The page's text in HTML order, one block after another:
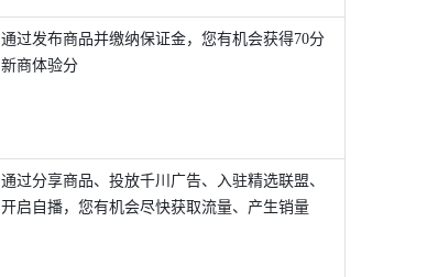
通过发布商品并缴纳保证金，您有机会获得70分
新商体验分
通过分享商品、投放千川广告、入驻精选联盟、
开启自播，您有机会尽快获取流量、产生销量